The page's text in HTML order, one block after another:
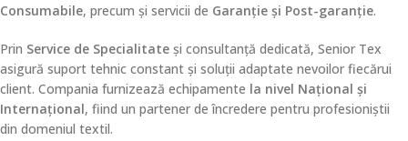
Consumabile, precum și servicii de Garanție și Post-garanție.
Prin Service de Specialitate și consultanță dedicată, Senior Tex
asigură suport tehnic constant și soluții adaptate nevoilor fiecărui
client. Compania furnizează echipamente la nivel Național și
Internațional, fiind un partener de încredere pentru profesioniștii
din domeniul textil.